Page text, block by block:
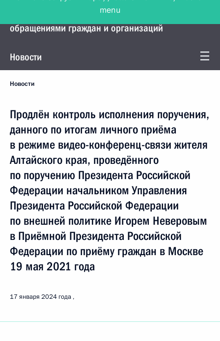
Управление Президента по работе с
обращениями граждан и организаций
Новости
Новости
Продлён контроль исполнения поручения,
данного по итогам личного приёма
в режиме видео-конференц-связи жителя
Алтайского края, проведённого
по поручению Президента Российской
Федерации начальником Управления
Президента Российской Федерации
по внешней политике Игорем Неверовым
в Приёмной Президента Российской
Федерации по приёму граждан в Москве
19 мая 2021 года
17 января 2024 года
menu